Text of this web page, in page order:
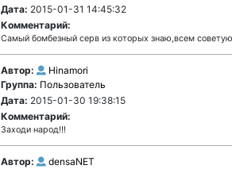
Дата: 2015-01-31 14:45:32
Комментарий:
Самый бомбезный серв из которых знаю,всем
Автор:
Hinamori
Группа: Пользователь
Дата: 2015-01-30 19:38:15
Комментарий:
Заходи народ!!!
Автор:
densaNET